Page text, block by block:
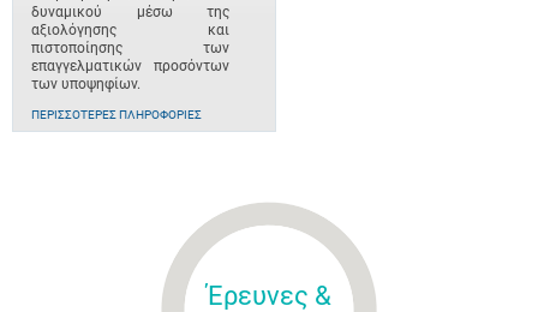
δυναμικού μέσω της
αξιολόγησης και
πιστοποίησης των
επαγγελματικών προσόντων
των υποψηφίων.
ΠΕΡΙΣΣΌΤΕΡΕΣ ΠΛΗΡΟΦΟΡΊΕΣ
Έρευνες &